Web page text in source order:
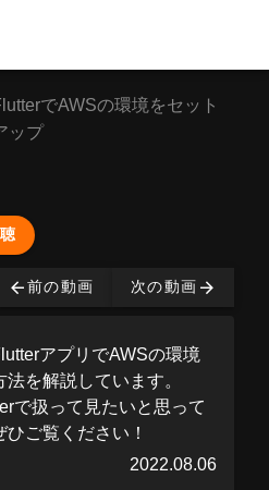
でAWSの環境をセット
ップ
先の視聴は有
入する
前の動画 次の動画
アプリでAWSの環境
を解説しています。
で扱って見たいと思って
ご覧ください！
2022.08.06